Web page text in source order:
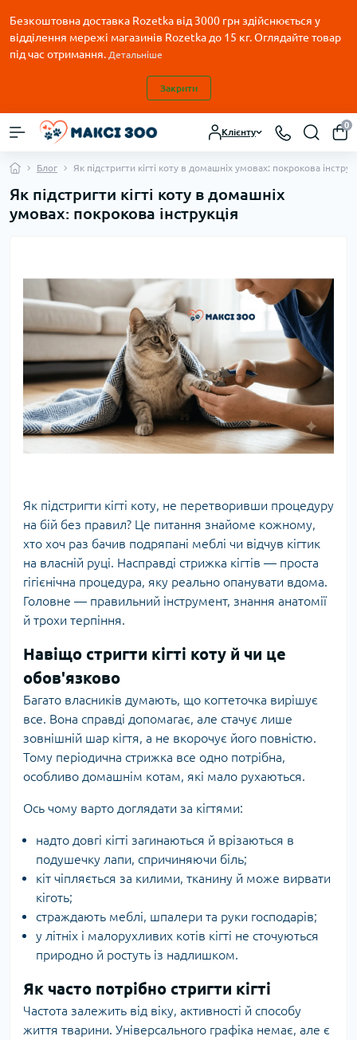
Безкоштовна доставка Rozetka від 3000 грн здійснюється у
відділення мережі магазинів Rozetka до 15 кг. Оглядайте товар
під час отримання. Детальніше
Закрити
Клієнту
0
Блог Як підстригти кігті коту в домашніх умовах: покрокова
Як підстригти кігті коту в домашніх
умовах: покрокова інструкція
Як підстригти кігті коту, не перетворивши процедуру
на бій без правил? Це питання знайоме кожному,
хто хоч раз бачив подряпані меблі чи відчув кігтик
на власній руці. Насправді стрижка кігтів — проста
гігієнічна процедура, яку реально опанувати вдома.
Головне — правильний інструмент, знання анатомії
й трохи терпіння.
Навіщо стригти кігті коту й чи це
обов'язково
Багато власників думають, що когтеточка вирішує
все. Вона справді допомагає, але стачує лише
зовнішній шар кігтя, а не вкорочує його повністю.
Тому періодична стрижка все одно потрібна,
особливо домашнім котам, які мало рухаються.
Ось чому варто доглядати за кігтями:
надто довгі кігті загинаються й врізаються в
подушечку лапи, спричиняючи біль;
кіт чіпляється за килими, тканину й може вирвати
кіготь;
страждають меблі, шпалери та руки господарів;
у літніх і малорухливих котів кігті не сточуються
природно й ростуть із надлишком.
Як часто потрібно стригти кігті
Частота залежить від віку, активності й способу
життя тварини. Універсального графіка немає, але є